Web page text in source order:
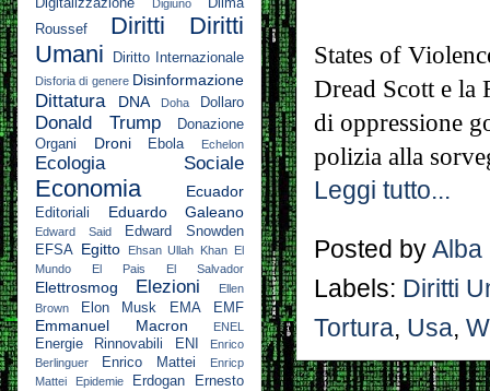
States of
Dread Scott e la
di oppressione
polizia alla
Leggi tutto...
Posted by Alba
Labels: Diritti
Tortura, Usa,
Digitalizzazione Digiuno
Dilma
Roussef
Diritti
Diritti
Umani
Diritto Internazionale
Disforia di genere Disinformazione
Dittatura DNA Doha Dollaro
Donald Trump
Donazione
Organi
Droni Ebola Echelon
Ecologia Sociale
Economia Ecuador
Editoriali Eduardo Galeano
Edward Said
Edward Snowden
EFSA Egitto Ehsan Ullah Khan El
Mundo
El Pais El Salvador
Elettrosmog Elezioni
Ellen
Brown
Elon Musk EMA EMF
Emmanuel Macron ENEL
Energie Rinnovabili ENI
Enrico
Berlinguer
Enrico Mattei
Enricp
Mattei
Epidemie Erdogan
Ernesto